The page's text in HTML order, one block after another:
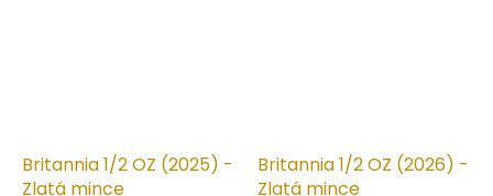
Britannia 1/2 OZ (2025) -
Zlatá mince
Britannia 1/2 OZ (2026) -
Zlatá mince